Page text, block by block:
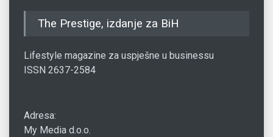
The Prestige, izdanje za BiH
Lifestyle magazine za uspješne u businessu
ISSN 2637-2584
Adresa:
My Media d.o.o.